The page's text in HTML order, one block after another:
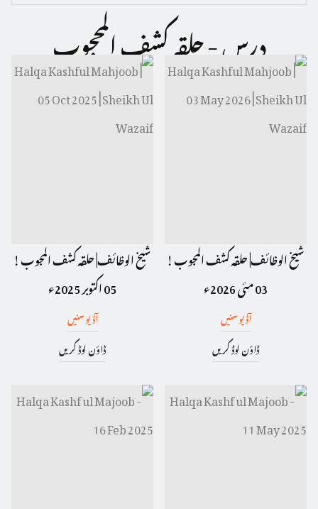
درس - حلقہ کشف المحجوب
شیخ الوظائف| حلقہ کشف المجوب !
03 مئی 2026ء
آڈیو سنیں
ڈاؤن لوڈ کریں
شیخ الوظائف| حلقہ کشف المجوب !
05 اکتوبر 2025ء
آڈیو سنیں
ڈاؤن لوڈ کریں